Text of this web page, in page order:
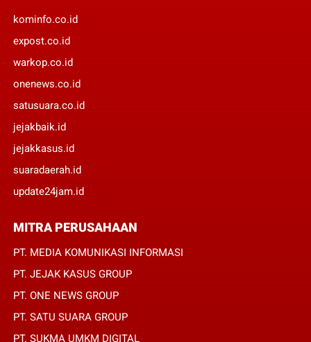
kominfo.co.id
expost.co.id
warkop.co.id
onenews.co.id
satusuara.co.id
jejakbaik.id
jejakkasus.id
suaradaerah.id
update24jam.id
MITRA PERUSAHAAN
PT. MEDIA KOMUNIKASI INFORMASI
PT. JEJAK KASUS GROUP
PT. ONE NEWS GROUP
PT. SATU SUARA GROUP
PT. SUKMA UMKM DIGITAL